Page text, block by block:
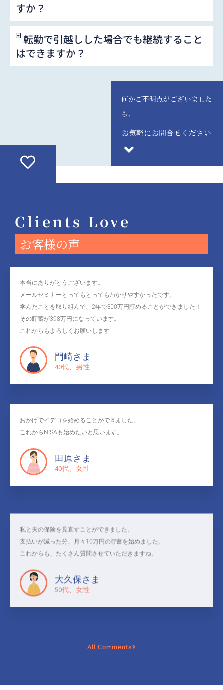
すか？
転勤で引越しした場合でも継続すること
はできますか？
何かご不明点がございました
ら、
お気軽にお問合せください
Clients Love
お客様の声
本当にありがとうございます。
メールセミナーとってもとってもわかりやすかったです。
学んだことを取り組んで、2年で300万円貯めることができました！
その貯蓄が398万円になっています。
これからもよろしくお願いします
門崎さま
40代、男性
おかげでイデコを始めることができました。
これからNISAも始めたいと思います。
田原さま
40代、女性
支払いが減った分、月々10万円の貯蓄を始めました。
これからも、たくさん質問させていただきますね。
50代、女性
All Comments